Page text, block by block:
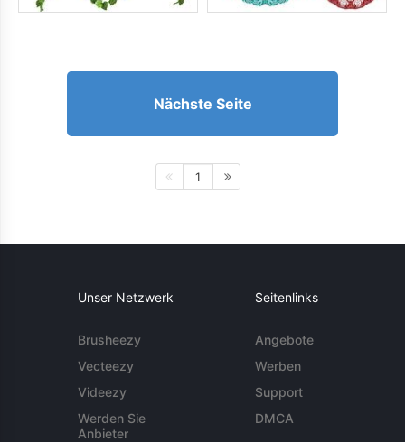
Nächste Seite
1
Unser Netzwerk
Brusheezy
Vecteezy
Videezy
Werden Sie
Anbieter
Seitenlinks
Angebote
Werben
Support
DMCA